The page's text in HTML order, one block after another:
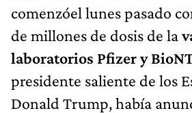
comenzóel lunes pasado
de millones de dosis de la
laboratorios Pfizer y
presidente saliente de los
Donald Trump, había